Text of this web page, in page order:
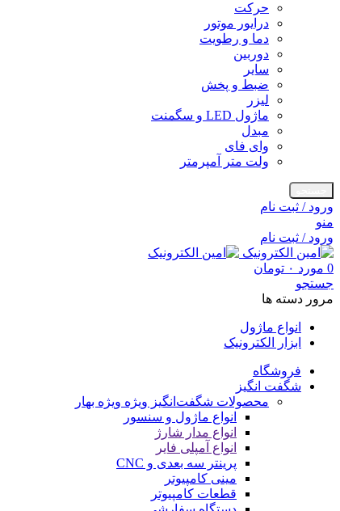
حرکت
درایور موتور
دما و رطویت
دوربین
سایر
ضبط و پخش
لیزر
ماژول LED و سگمنت
مبدل
وای فای
ولت متر آمپرمتر
ورود / ثبت نام
منو
ورود / ثبت نام
0 مورد ۰ تومان
جستجو
مرور دسته ها
انواع ماژول
ابزار الکترونیک
فروشگاه
شگفت انگیز
محصولات شگفت‌انگیز ویژه ویژه بهار
انواع ماژول و سنسور
انواع مدار شارژ
انواع آمپلی فایر
پرینتر سه بعدی و CNC
مینی کامپیوتر
قطعات کامپیوتر